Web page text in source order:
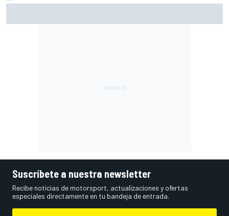
Suscríbete a nuestra newsletter
Recibe noticias de motorsport, actualizaciones y ofertas
especiales directamente en tu bandeja de entrada.